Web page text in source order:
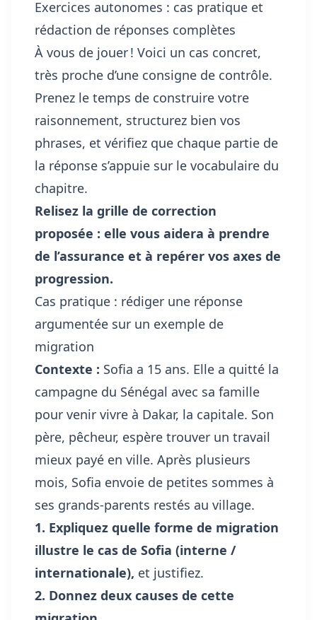
Exercices autonomes : cas pratique et
rédaction de réponses complètes
À vous de jouer ! Voici un cas concret,
très proche d’une consigne de contrôle.
Prenez le temps de construire votre
raisonnement, structurez bien vos
phrases, et vérifiez que chaque partie de
la réponse s’appuie sur le vocabulaire du
chapitre.
Relisez la grille de correction
proposée : elle vous aidera à prendre
de l’assurance et à repérer vos axes de
progression.
Cas pratique : rédiger une réponse
argumentée sur un exemple de
migration
Contexte : Sofia a 15 ans. Elle a quitté la
campagne du Sénégal avec sa famille
pour venir vivre à Dakar, la capitale. Son
père, pêcheur, espère trouver un travail
mieux payé en ville. Après plusieurs
mois, Sofia envoie de petites sommes à
ses grands-parents restés au village.
1. Expliquez quelle forme de migration
illustre le cas de Sofia (interne /
internationale), et justifiez.
2. Donnez deux causes de cette